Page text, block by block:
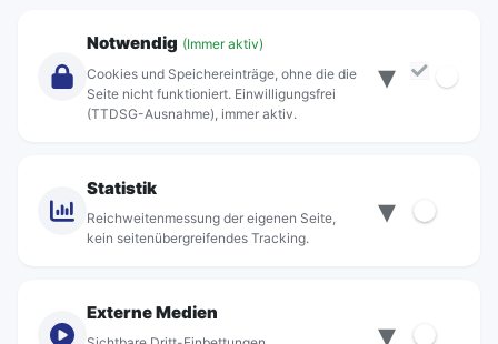
Über Rebus
Standorte
Notwendig (Immer aktiv)
Cookies und Speichereinträge, ohne die die
Seite nicht funktioniert. Einwilligungsfrei
(TTDSG-Ausnahme), immer aktiv.
▾
Statistik
Reichweitenmessung der eigenen Seite,
kein seitenübergreifendes Tracking.
▾
Externe Medien
▾